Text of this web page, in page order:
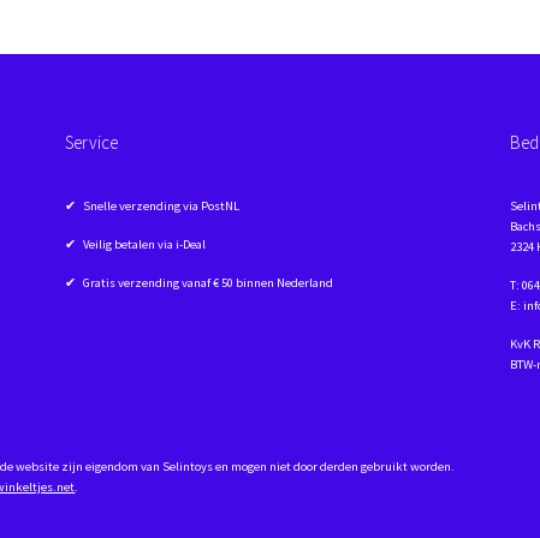
Service
✔ Snelle verzending via PostNL
✔ Veilig betalen via i-Deal
✔ Gratis verzending vanaf € 50 binnen Nederland
2324
T:
E:
KvK
website zijn eigendom van Selintoys en mogen niet door derden gebruikt worden.
.